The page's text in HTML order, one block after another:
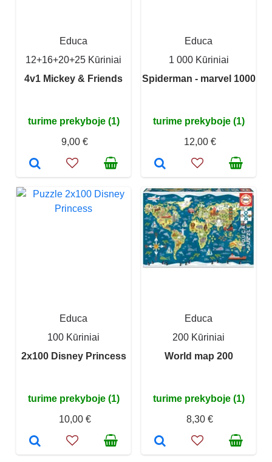
Educa
12+16+20+25 Kūriniai
4v1 Mickey & Friends
turime prekyboje (1)
9,00 €
Educa
1 000 Kūriniai
Spiderman - marvel 1000
turime prekyboje (1)
12,00 €
Educa
100 Kūriniai
2x100 Disney Princess
turime prekyboje (1)
10,00 €
Educa
200 Kūriniai
World map 200
turime prekyboje (1)
8,30 €